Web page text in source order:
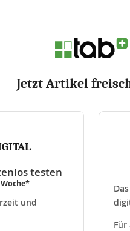
Jetzt Artikel
testen
und